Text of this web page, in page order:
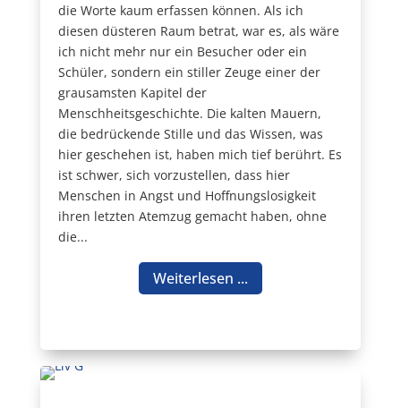
die Worte kaum erfassen können. Als ich
diesen düsteren Raum betrat, war es, als wäre
ich nicht mehr nur ein Besucher oder ein
Schüler, sondern ein stiller Zeuge einer der
grausamsten Kapitel der
Menschheitsgeschichte. Die kalten Mauern,
die bedrückende Stille und das Wissen, was
hier geschehen ist, haben mich tief berührt. Es
ist schwer, sich vorzustellen, dass hier
Menschen in Angst und Hoffnungslosigkeit
ihren letzten Atemzug gemacht haben, ohne
die...
Weiterlesen ...